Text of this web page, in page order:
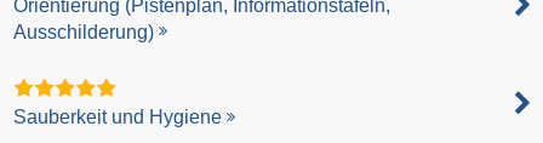
Orientierung (Pistenplan, Informationstafeln,
Ausschilderung)
Sauberkeit und Hygiene